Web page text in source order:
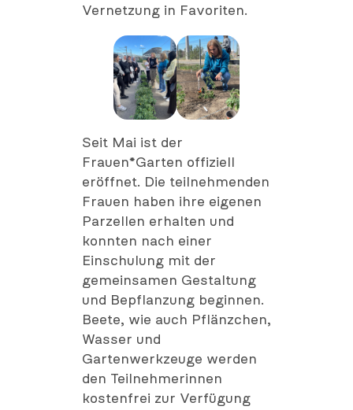
Vernetzung in Favoriten.
Seit Mai ist der
Frauen*Garten offiziell
eröffnet. Die teilnehmenden
Frauen haben ihre eigenen
Parzellen erhalten und
konnten nach einer
Einschulung mit der
gemeinsamen Gestaltung
und Bepflanzung beginnen.
Beete, wie auch Pflänzchen,
Wasser und
Gartenwerkzeuge werden
den Teilnehmerinnen
kostenfrei zur Verfügung